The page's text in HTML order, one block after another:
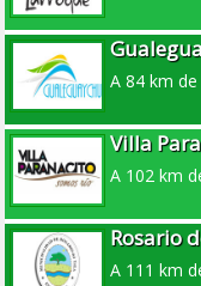
A 84 km de
Villa
A 102 km
Rosario
A 111 km